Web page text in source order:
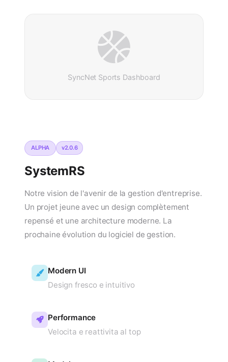
SyncNet Sports Dashboard
ALPHA v2.0.6
SystemRS
Notre vision de l'avenir de la gestion d'entreprise.
Un projet jeune avec un design complètement
repensé et une architecture moderne. La
prochaine évolution du logiciel de gestion.
Modern UI
Design fresco e intuitivo
Performance
Velocita e reattivita al top